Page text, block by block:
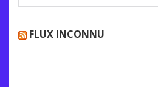
FLUX INCONNU